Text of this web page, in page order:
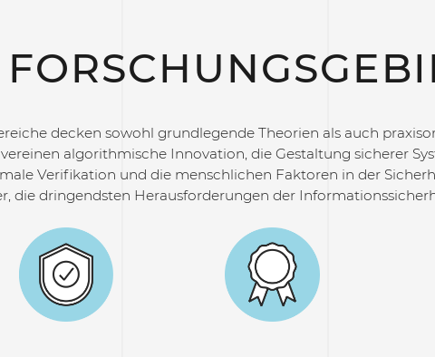
decken sowohl grundlegende Theorien als auch
algorithmische Innovation, die Gestaltung sicherer
Verifikation und die menschlichen Faktoren in der
die dringendsten Herausforderungen der